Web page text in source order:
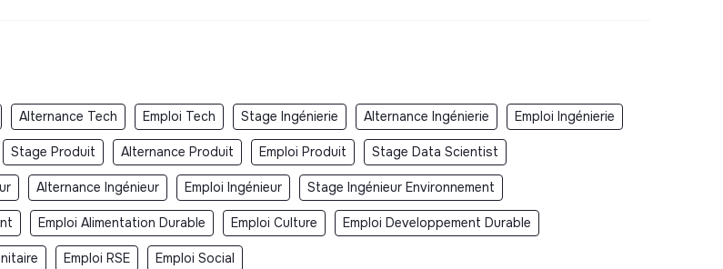
Alternance Tech Emploi Tech Stage Ingénierie Alternance Ingénierie Emploi Ingénierie
Stage Produit Alternance Produit Emploi Produit Stage Data Scientist
Alternance Ingénieur Emploi Ingénieur Stage Ingénieur Environnement
Emploi Alimentation Durable Emploi Culture Emploi Developpement Durable
Emploi RSE Emploi Social